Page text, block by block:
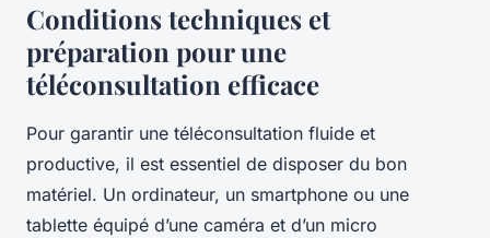
Conditions techniques et
préparation pour une
téléconsultation efficace
Pour garantir une téléconsultation fluide et
productive, il est essentiel de disposer du bon
matériel. Un ordinateur, un smartphone ou une
tablette équipé d’une caméra et d’un micro